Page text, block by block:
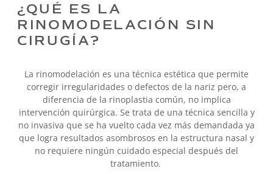
¿QUÉ ES LA
RINOMODELACIÓN SIN
CIRUGÍA?
La rinomodelación es una técnica estética que permite
corregir irregularidades o defectos de la nariz pero, a
diferencia de la rinoplastia común, no implica
intervención quirúrgica. Se trata de una técnica sencilla y
no invasiva que se ha vuelto cada vez más demandada ya
que logra resultados asombrosos en la estructura nasal y
no requiere ningún cuidado especial después del
tratamiento.